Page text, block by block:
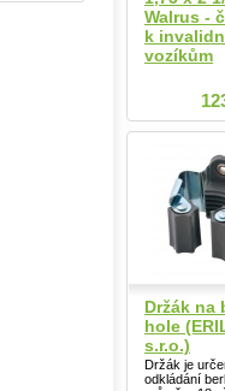
Walrus -
k
vozíkům
Držák na
hole
s.r.o.)
Držák je
odkládání